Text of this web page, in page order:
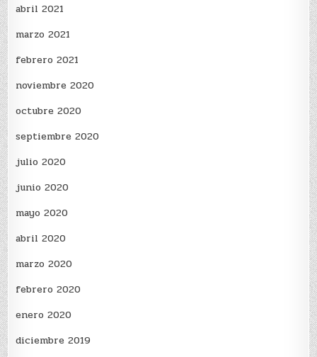
abril 2021
marzo 2021
febrero 2021
noviembre 2020
octubre 2020
septiembre 2020
julio 2020
junio 2020
mayo 2020
abril 2020
marzo 2020
febrero 2020
enero 2020
diciembre 2019